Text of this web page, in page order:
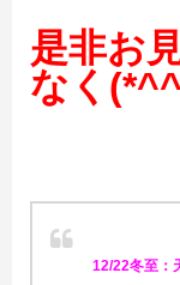
是非お
なく
12/22冬至：